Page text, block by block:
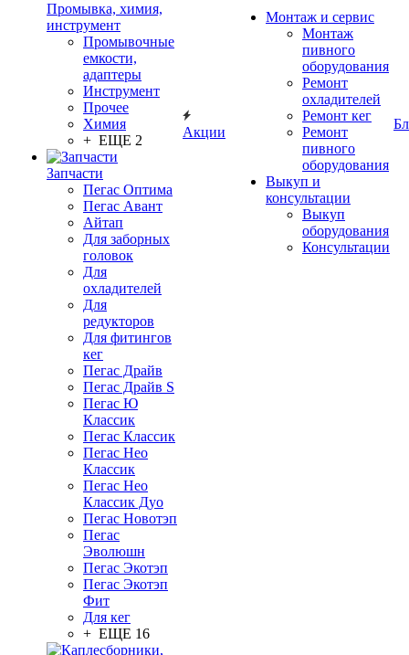
Промывка, химия,
инструмент
Промывочные
емкости,
адаптеры
Инструмент
Прочее
Химия
+ ЕЩЕ 2
Запчасти
Пегас Оптима
Пегас Авант
Айтап
Для заборных
головок
Для
охладителей
Для
редукторов
Для фитингов
кег
Пегас Драйв
Пегас Драйв S
Пегас Ю
Классик
Пегас Классик
Пегас Нео
Классик
Пегас Нео
Классик Дуо
Пегас Новотэп
Пегас
Эволюшн
Пегас Экотэп
Пегас Экотэп
Фит
Для кег
+ ЕЩЕ 16
Акции
Монтаж и сервис
Монтаж
пивного
оборудования
Ремонт
охладителей
Ремонт кег
Ремонт
пивного
оборудования
Выкуп и
консультации
Выкуп
оборудования
Консультации